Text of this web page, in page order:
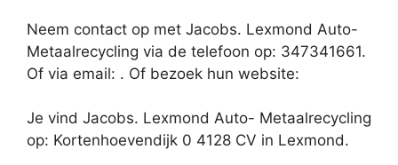
Neem contact op met Jacobs. Lexmond Auto-
Metaalrecycling via de telefoon op: 347341661.
Of via email: . Of bezoek hun website:
Je vind Jacobs. Lexmond Auto- Metaalrecycling
op: Kortenhoevendijk 0 4128 CV in Lexmond.